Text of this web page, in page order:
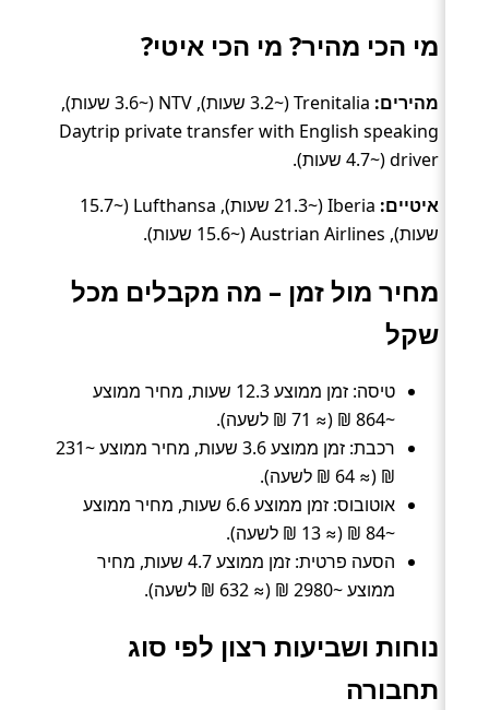
מי הכי מהיר? מי הכי איטי?
מהירים:
Trenitalia (~3.2 שעות), NTV (~3.6 שעות),
Daytrip private transfer with English speaking
driver (~4.7 שעות).
איטיים:
Iberia (~21.3 שעות), Lufthansa (~15.7
שעות), Austrian Airlines (~15.6 שעות).
מחיר מול זמן – מה מקבלים מכל
שקל
טיסה: זמן ממוצע 12.3 שעות, מחיר ממוצע
~864 ₪ (≈ 71 ₪ לשעה).
רכבת: זמן ממוצע 3.6 שעות, מחיר ממוצע ~231
₪ (≈ 64 ₪ לשעה).
אוטובוס: זמן ממוצע 6.6 שעות, מחיר ממוצע
~84 ₪ (≈ 13 ₪ לשעה).
הסעה פרטית: זמן ממוצע 4.7 שעות, מחיר
ממוצע ~2980 ₪ (≈ 632 ₪ לשעה).
נוחות ושביעות רצון לפי סוג
תחבורה